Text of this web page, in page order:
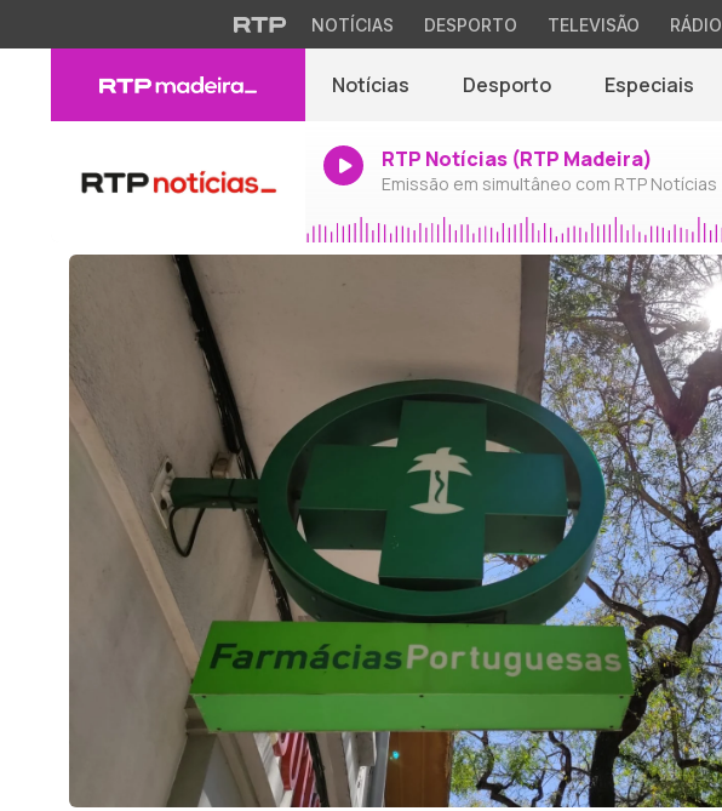
NOTÍCIAS DESPORTO TELEVISÃO RÁDIO
Notícias Desporto Especiais
RTP Notícias (RTP Madeira)
Emissão em simultâneo com RTP Notícias